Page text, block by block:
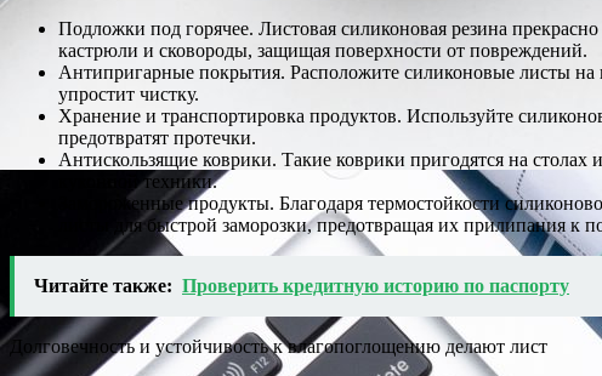
Подложки под горячее. Листовая силиконовая резина
кастрюли и сковороды, защищая поверхности от повреждений.
Антипригарные покрытия. Расположите силиконовые листы на
упростит чистку.
Хранение и транспортировка продуктов. Используйте
предотвратят протечки.
Антискользящие коврики. Такие коврики пригодятся на
кухонной техники.
Замороженные продукты. Благодаря термостойкости
листы для быстрой заморозки, предотвращая их прилипания к
Читайте также: Проверить кредитную историю по паспорту
Долговечность и устойчивость к влагопоглощению делают лист